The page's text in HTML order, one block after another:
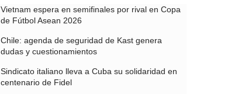
Vietnam espera en semifinales por rival en Copa
de Fútbol Asean 2026
Chile: agenda de seguridad de Kast genera
dudas y cuestionamientos
Sindicato italiano lleva a Cuba su solidaridad en
centenario de Fidel